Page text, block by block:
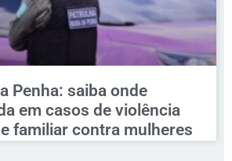
Penha: saiba onde
em casos de violência
familiar contra mulheres